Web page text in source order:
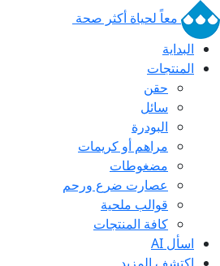
معاً لحياة أكثر صحة
البداية
المنتجات
حقن
سائل
البودرة
مراهم أو كريمات
مضغوطات
عصارت ضرع ورحم
قوالب ملحية
كافة المنتجات
اسأل AI